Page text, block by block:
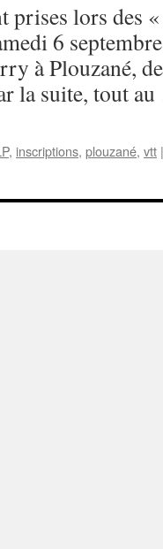
prises lors des
6
à Plouzané,
la suite, tout
, inscriptions, plouzané, vtt |